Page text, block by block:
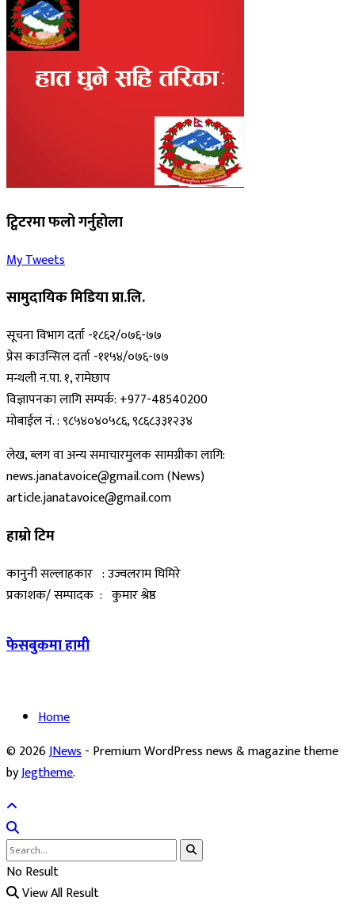
ट्विटरमा फलो गर्नुहोला
My Tweets
सामुदायिक मिडिया प्रा.लि.
सूचना विभाग दर्ता -१८६२/०७६-७७
प्रेस काउन्सिल दर्ता -११५४/०७६-७७
मन्थली न.पा. १, रामेछाप
विज्ञापनका लागि सम्पर्क: +977-48540200
मोबाईल नं. : ९८५४०४०५८६, ९८६८३३१२३४
लेख, ब्लग वा अन्य समाचारमुलक सामग्रीका लागि:
news.janatavoice@gmail.com (News)
article.janatavoice@gmail.com
हाम्रो टिम
कानुनी सल्लाहकार : उज्वलराम घिमिरे
प्रकाशक/ सम्पादक : कुमार श्रेष्ठ
फेसबुकमा हामी
Home
© 2026JNews- Premium WordPress news & magazine theme
byJegtheme.
No Result
View All Result